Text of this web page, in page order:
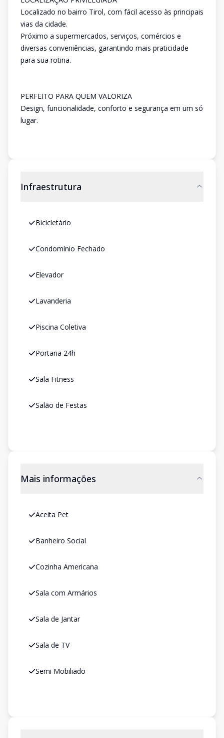
Localizado no bairro Tirol, com fácil acesso às principais
vias da cidade.
Próximo a supermercados, serviços, comércios e
diversas conveniências, garantindo mais praticidade
para sua rotina.
PERFEITO PARA QUEM VALORIZA
Design, funcionalidade, conforto e segurança em um só
lugar.
Infraestrutura
Bicicletário
Condomínio Fechado
Elevador
Lavanderia
Piscina Coletiva
Portaria 24h
Sala Fitness
Salão de Festas
Mais informações
Aceita Pet
Banheiro Social
Cozinha Americana
Sala com Armários
Sala de Jantar
Sala de TV
Semi Mobiliado